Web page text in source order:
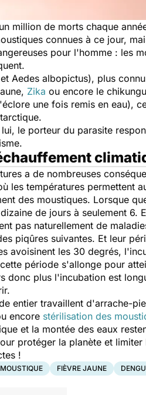
million de morts chaque
connues à ce jour,
pour l'homme : les
Aedes albopictus), plus
Zika ou encore le
une fois remis en eau),
le porteur du parasite
a de nombreuses
les températures permettent
des moustiques. Lorsque
de jours à seulement 6.
pas naturellement de
piqûres suivantes. Et leur
avoisinent les 30 degrés,
période s'allonge pour
donc plus l'incubation est
entier travaillent d'arrache-
encore stérilisation des
et la montée des eaux
protéger la planète et
!
MOUSTIQUE FIÈVRE JAUNE